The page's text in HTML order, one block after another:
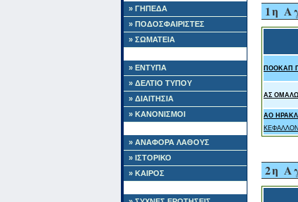
» ΓΗΠΕΔΑ
» ΠΟΔΟΣΦΑΙΡΙΣΤΕΣ
» ΣΩΜΑΤΕΙΑ
» ΕΝΤΥΠΑ
» ΔΕΛΤΙΟ ΤΥΠΟΥ
» ΔΙΑΙΤΗΣΙΑ
» ΚΑΝΟΝΙΣΜΟΙ
» ΑΝΑΦΟΡΑ ΛΑΘΟΥΣ
» ΙΣΤΟΡΙΚΟ
» ΚΑΙΡΟΣ
1η
ΠΟΟΚΑΠ
ΑΣ
ΑΟ
2η